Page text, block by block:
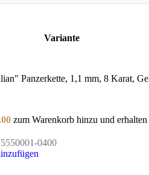
Variante
Panzerkette, 1,1 mm, 8 Karat,
zum Warenkorb hinzu und
5550001-0400